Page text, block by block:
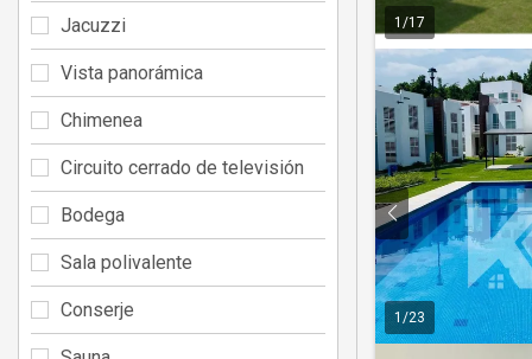
1 /17
1 /23
Jacuzzi
Vista panorámica
Chimenea
Circuito cerrado de televisión
Bodega
Sala polivalente
Conserje